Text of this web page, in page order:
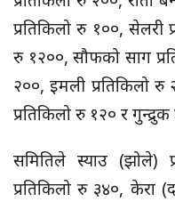
प्रतिकिलो रु १००, सेलरी
रु १२००, सौफको साग
२००, इमली प्रतिकिलो रु
प्रतिकिलो रु १२० र
समितिले स्याउ (झोले)
प्रतिकिलो रु ३४०, केरा